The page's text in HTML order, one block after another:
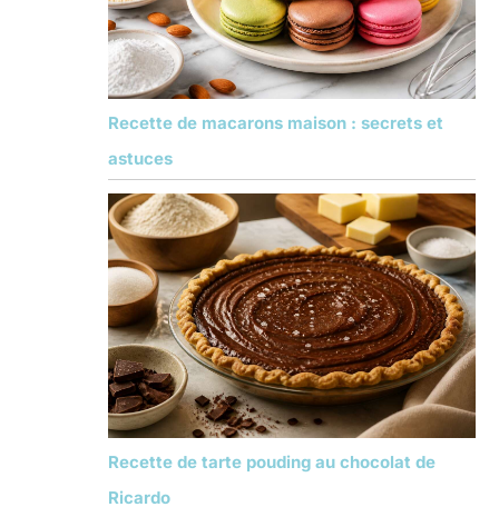
Recette de macarons maison : secrets et
astuces
Recette de tarte pouding au chocolat de
Ricardo